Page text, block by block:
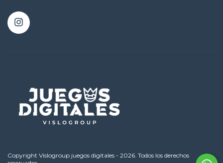
Copyright Vislogroup juegos digitales - 2026. Todos los derechos